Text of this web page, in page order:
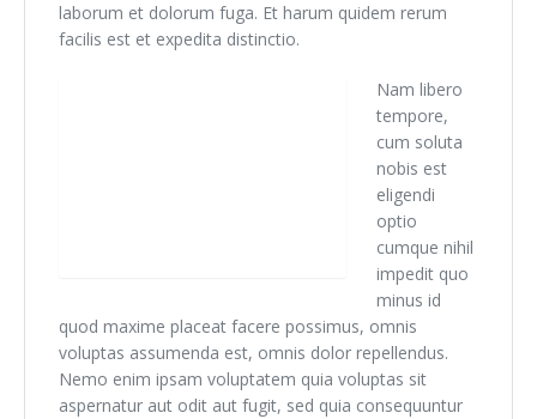
laborum et dolorum fuga. Et harum quidem rerum
facilis est et expedita distinctio.
Nam libero
tempore,
cum soluta
nobis est
eligendi
optio
cumque nihil
impedit quo
minus id
quod maxime placeat facere possimus, omnis
voluptas assumenda est, omnis dolor repellendus.
Nemo enim ipsam voluptatem quia voluptas sit
aspernatur aut odit aut fugit, sed quia consequuntur